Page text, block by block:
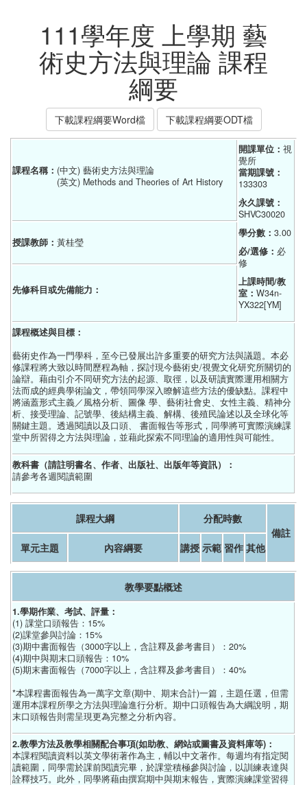
111學年度 上學期 藝
術史方法與理論 課程
綱要
下載課程綱要Word檔 下載課程綱要ODT檔
課程名稱： (中文) 藝術史方法與理論
(英文) Methods and Theories of Art History
開課單位： 視
覺所
當期課號：
133303
永久課號：
SHVC30020
學分數： 3.00
必/選修： 必
修
上課時間/教
室： W34n-
YX322[YM]
授課教師： 黃桂瑩
先修科目或先備能力：
課程概述與目標：
藝術史作為一門學科，至今已發展出許多重要的研究方法與議題。本必
修課程將大致以時間歷程為軸，探討現今藝術史/視覺文化研究所關切的
論辯。藉由引介不同研究方法的起源、取徑，以及研讀實際運用相關方
法而成的經典學術論文，帶領同學深入瞭解這些方法的優缺點。課程中
將涵蓋形式主義／風格分析、圖像 學、藝術社會史、女性主義、精神分
析、接受理論、記號學、後結構主義、解構、後殖民論述以及全球化等
關鍵主題。透過閱讀以及口頭、 書面報告等形式，同學將可實際演練課
堂中所習得之方法與理論，並藉此探索不同理論的適用性與可能性。
教科書（請註明書名、作者、出版社、出版年等資訊）：
請參考各週閱讀範圍
課程大綱
分配時數
備註
單元主題
內容綱要 講授 示範 習作 其他
教學要點概述
1.學期作業、考試、評量：
(1) 課堂口頭報告：15%
(2)課堂參與討論：15%
(3)期中書面報告（3000字以上，含註釋及參考書目）：20%
(4)期中與期末口頭報告：10%
(5)期末書面報告（7000字以上，含註釋及參考書目）：40%
*本課程書面報告為一萬字文章(期中、期末合計)一篇，主題任選，但需
運用本課程所學之方法與理論進行分析。期中口頭報告為大綱說明，期
末口頭報告則需呈現更為完整之分析內容。
2.教學方法及教學相關配合事項(如助教、網站或圖書及資料庫等)：
本課程閱讀資料以英文學術著作為主，輔以中文著作。每週均有指定閱
讀範圍，同學需於課前閱讀完畢，於課堂積極參與討論，以訓練表達與
詮釋技巧。此外，同學將藉由撰寫期中與期末報告，實際演練課堂習得